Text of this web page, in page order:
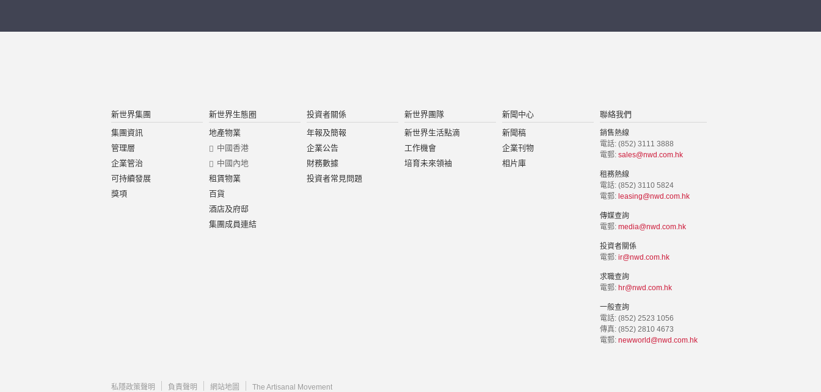
新世界集團
集團資訊
管理層
企業管治
可持續發展
獎項
新世界生態圈
地產物業
中國香港
中國內地
租賃物業
百貨
酒店及府邸
集團成員連結
投資者關係
年報及簡報
企業公告
財務數據
投資者常見問題
新世界團隊
新世界生活點滴
工作機會
培育未來領袖
新聞中心
新聞稿
企業刊物
相片庫
聯絡我們
銷售熱線
電話: (852) 3111 3888
電郵: sales@nwd.com.hk
租務熱線
電話: (852) 3110 5824
電郵: leasing@nwd.com.hk
傳媒查詢
電郵: media@nwd.com.hk
投資者關係
電郵: ir@nwd.com.hk
求職查詢
電郵: hr@nwd.com.hk
一般查詢
電話: (852) 2523 1056
傳真: (852) 2810 4673
電郵: newworld@nwd.com.hk
私隱政策聲明 負責聲明 網站地圖 The Artisanal Movement